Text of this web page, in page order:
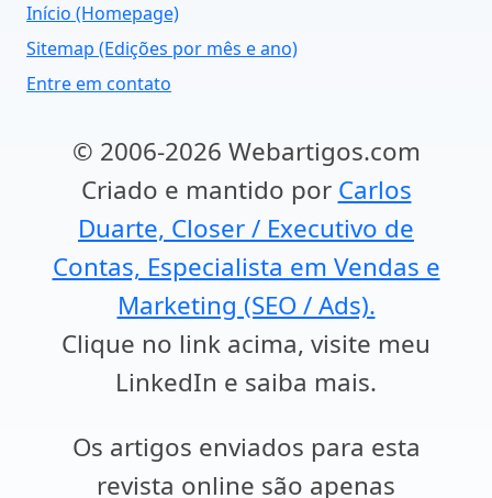
Início (Homepage)
Sitemap (Edições por mês e ano)
Entre em contato
© 2006-2026 Webartigos.com
Criado e mantido por Carlos
Duarte, Closer / Executivo de
Contas, Especialista em Vendas e
Marketing (SEO / Ads).
Clique no link acima, visite meu
LinkedIn e saiba mais.
Os artigos enviados para esta
revista online são apenas